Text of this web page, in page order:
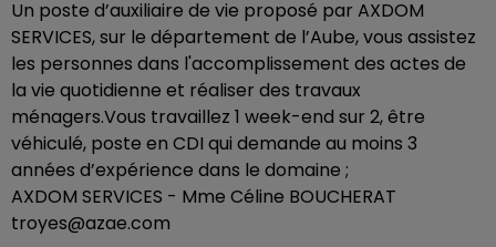
Un poste d’auxiliaire de vie proposé par AXDOM
SERVICES, sur le département de l’Aube, vous assistez
les personnes dans l'accomplissement des actes de
la vie quotidienne et réaliser des travaux
ménagers.Vous travaillez 1 week-end sur 2, être
véhiculé, poste en CDI qui demande au moins 3
années d’expérience dans le domaine ;
AXDOM SERVICES - Mme Céline BOUCHERAT
troyes@azae.com